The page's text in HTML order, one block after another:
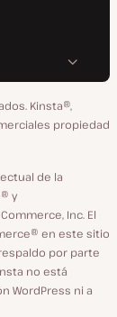
Kinsta®,
propiedad
de la
y
Inc. El
en este sitio
por parte
no está
WordPress ni a